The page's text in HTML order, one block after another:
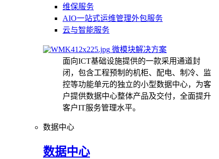
维保服务
AIO一站式运维管理外包服务
云与智能服务
微模块解决方案
面向ICT基础设施提供的一款采用通道封
闭，包含工程预制的机柜、配电、制冷、监
控等功能单元的独立的小型数据中心，为客
户提供数据中心整体产品及交付，全面提升
客户IT服务管理水平。
数据中心
数据中心